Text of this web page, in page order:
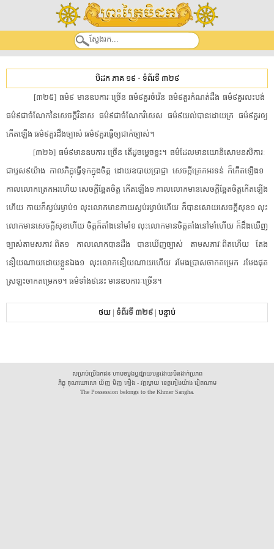
បិដក ភាគ ១៩ - ទំព័រទី ៣២៩
[​៣២៥​]​ ​ធម៌៩​ ​មាន​ឧបការៈ​ច្រើន​ ​ធម៌៩គួរ​ចំរើន​ ​ធម៌៩គួរ​កំណត់​ដឹង​ ​ធម៌៩គួរ​លះបង់​ ​
ធម៌៩ជា​ចំណែក​នៃ​សេចក្តី​វិនាស​ ​ធម៌៩ជា​ចំណែក​វិសេស​ ​ធម៌៩យល់​បាន​ដោយ​ក្រ​ ​ធម៌៩គួរឲ្យ​
កើតឡើង​ ​ធម៌៩គួរ​ដឹង​ច្បាស់​ ​ធម៌៩គួរ​ធ្វើឲ្យ​ជាក់ច្បាស់​។​
[​៣២៦​]​ ​ធម៌៩មាន​ឧបការៈ​ច្រើន​ ​តើ​ដូចម្តេច​ខ្លះ​។​ ​ធម៌​ដែល​មាន​យោនិសោ​មនសិ​កា​រៈ​ ​
ជា​ឫស៩យ៉ាង​ ​កាល​ភិក្ខុ​ធ្វើ​ទុក​ក្នុងចិត្ត​ ​ដោយ​ឧបាយ​ប្រាជ្ញា​ ​សេចក្តី​ត្រេកអរ​ទន់​ ​ក៏​កើតឡើង១​ ​
កាល​លោក​ត្រេកអរ​ហើយ​ ​សេចក្តី​ឆ្អែតចិត្ត​ ​កើតឡើង១​ ​កាល​លោក​មាន​សេចក្តី​ឆ្អែតចិត្ត​កើតឡើង​
ហើយ​ ​កាយ​ក៏​ស្ងប់​រម្ងាប់១​ ​លុះ​លោក​មាន​កាយ​ស្ងប់​រម្ងាប់​ហើយ​ ​ក៏បាន​សោយ​សេចក្តី​សុខ១​ ​លុះ​
លោក​មាន​សេចក្តី​សុខ​ហើយ​ ​ចិត្ត​ក៏​តាំងនៅ​មាំ១​ ​លុះ​លោក​មានចិត្ត​តាំងនៅ​មាំ​ហើយ​ ​ក៏​ដឹង​ឃើញ
ច្បាស់​តាម​សភាវៈ​ពិត១​ ​កាល​លោក​បានដឹង​ ​បានឃើញ​ច្បាស់​ ​តាម​សភាវៈ​ពិតហើយ​ ​តែង​
នឿយណាយ​ដោយខ្លួនឯង១​ ​លុះ​លោក​នឿយណាយ​ហើយ​ ​រមែង​ប្រាសចាក​តម្រេក​ ​រមែង​ផុត​
ស្រឡះ​ចាក​តម្រេក១​។​ ​ធម៌​ទាំង៩នេះ​ ​មាន​ឧបការៈ​ច្រើន​។​
ថយ | ទំព័រទី ៣២៩ | បន្ទាប់
សម្រាប់ប្រើឯកជន ហាមចម្លងឬផ្សាយបន្តដោយមិនដាក់ប្រភព
ភិក្ខុ គុណឃោសោ យ័ញ មិញ គឿង - វត្តស្វាយ ខេត្តគៀងយ៉ាង វៀតណាម
The Possession belongs to the Khmer Sangha.